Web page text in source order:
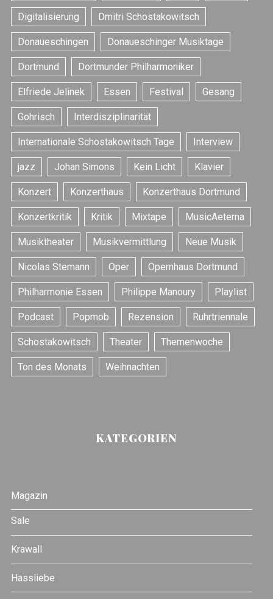
Digitalisierung Dmitri Schostakowitsch
Donaueschingen Donaueschinger Musiktage
Dortmund Dortmunder Philharmoniker
Elfriede Jelinek Essen Festival Gesang
Gohrisch Interdisziplinarität
Internationale Schostakowitsch Tage Interview
jazz Johan Simons Kein Licht Klavier
Konzert Konzerthaus Konzerthaus Dortmund
Konzertkritik Kritik Mixtape MusicAeterna
Musiktheater Musikvermittlung Neue Musik
Nicolas Stemann Oper Opernhaus Dortmund
Philharmonie Essen Philippe Manoury Playlist
Podcast Popmob Rezension Ruhrtriennale
Schostakowitsch Theater Themenwoche
Ton des Monats Weihnachten
KATEGORIEN
Magazin
Sale
Krawall
Hassliebe